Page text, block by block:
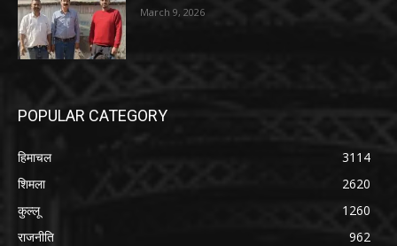
March 9, 2026
POPULAR CATEGORY
हिमाचल
3114
शिमला
2620
कुल्लू
1260
राजनीति
962